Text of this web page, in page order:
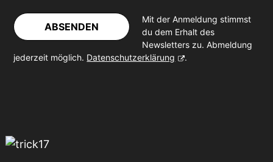
ABSENDEN
Mit der Anmeldung stimmst
du dem Erhalt des
Newsletters zu. Abmeldung
jederzeit möglich. Datenschutzerklärung .